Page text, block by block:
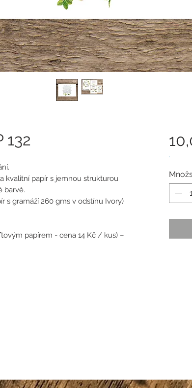
132
kvalitní papír s jemnou strukturou
barvě.
s gramáží 260 gms v odstínu Ivory)
papírem - cena 14 Kč / kus) –
.